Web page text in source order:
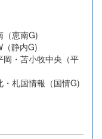
恵南G)
内G)
小牧中央（平
情報（国情G)